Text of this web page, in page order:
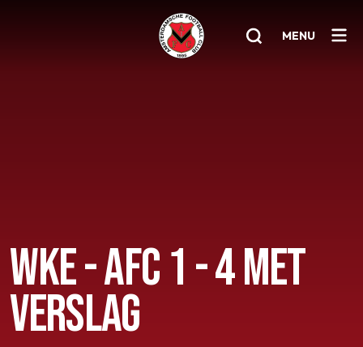
MENU
Senioren
Clubinfo
Nieuwsoverzicht
WKE - AFC 1 - 4 MET
VERSLAG